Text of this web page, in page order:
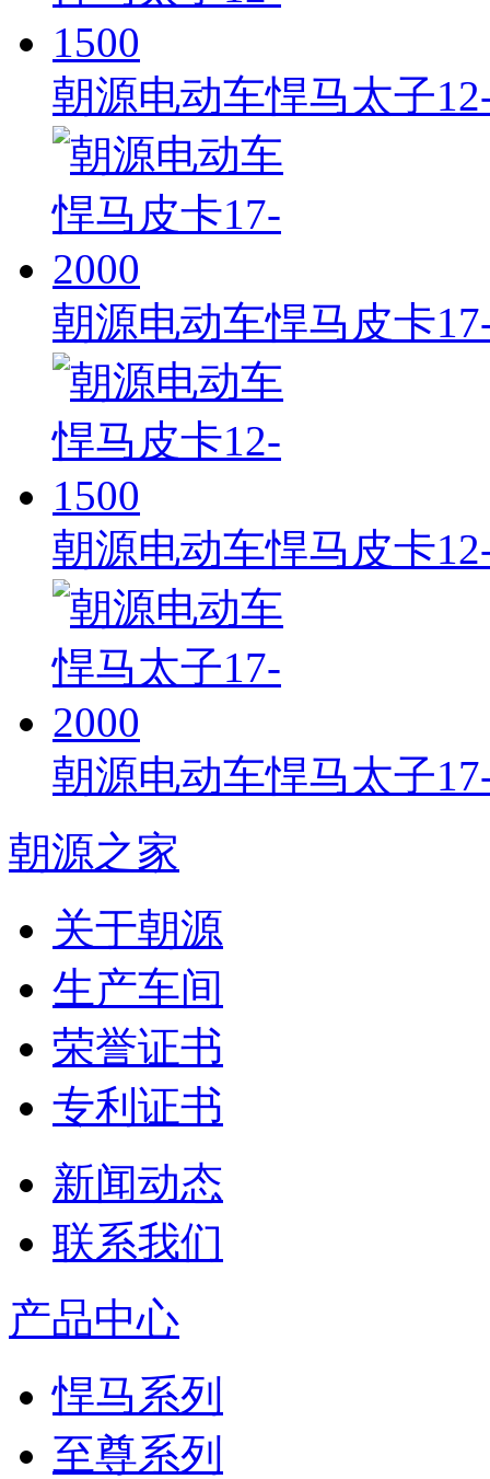
朝源电动车悍马太子
朝源电动车悍马皮卡
朝源电动车悍马皮卡
朝源电动车悍马太子
朝源之家
关于朝源
生产车间
荣誉证书
专利证书
新闻动态
联系我们
产品中心
悍马系列
至尊系列